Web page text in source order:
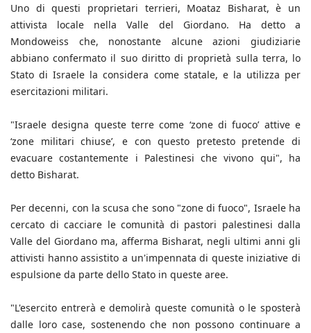
Uno di questi proprietari terrieri, Moataz Bisharat, è un
attivista locale nella Valle del Giordano. Ha detto a
Mondoweiss che, nonostante alcune azioni giudiziarie
abbiano confermato il suo diritto di proprietà sulla terra, lo
Stato di Israele la considera come statale, e la utilizza per
esercitazioni militari.
"Israele designa queste terre come ‘zone di fuoco’ attive e
‘zone militari chiuse’, e con questo pretesto pretende di
evacuare costantemente i Palestinesi che vivono qui", ha
detto Bisharat.
Per decenni, con la scusa che sono "zone di fuoco", Israele ha
cercato di cacciare le comunità di pastori palestinesi dalla
Valle del Giordano ma, afferma Bisharat, negli ultimi anni gli
attivisti hanno assistito a un'impennata di queste iniziative di
espulsione da parte dello Stato in queste aree.
"L'esercito entrerà e demolirà queste comunità o le sposterà
dalle loro case, sostenendo che non possono continuare a